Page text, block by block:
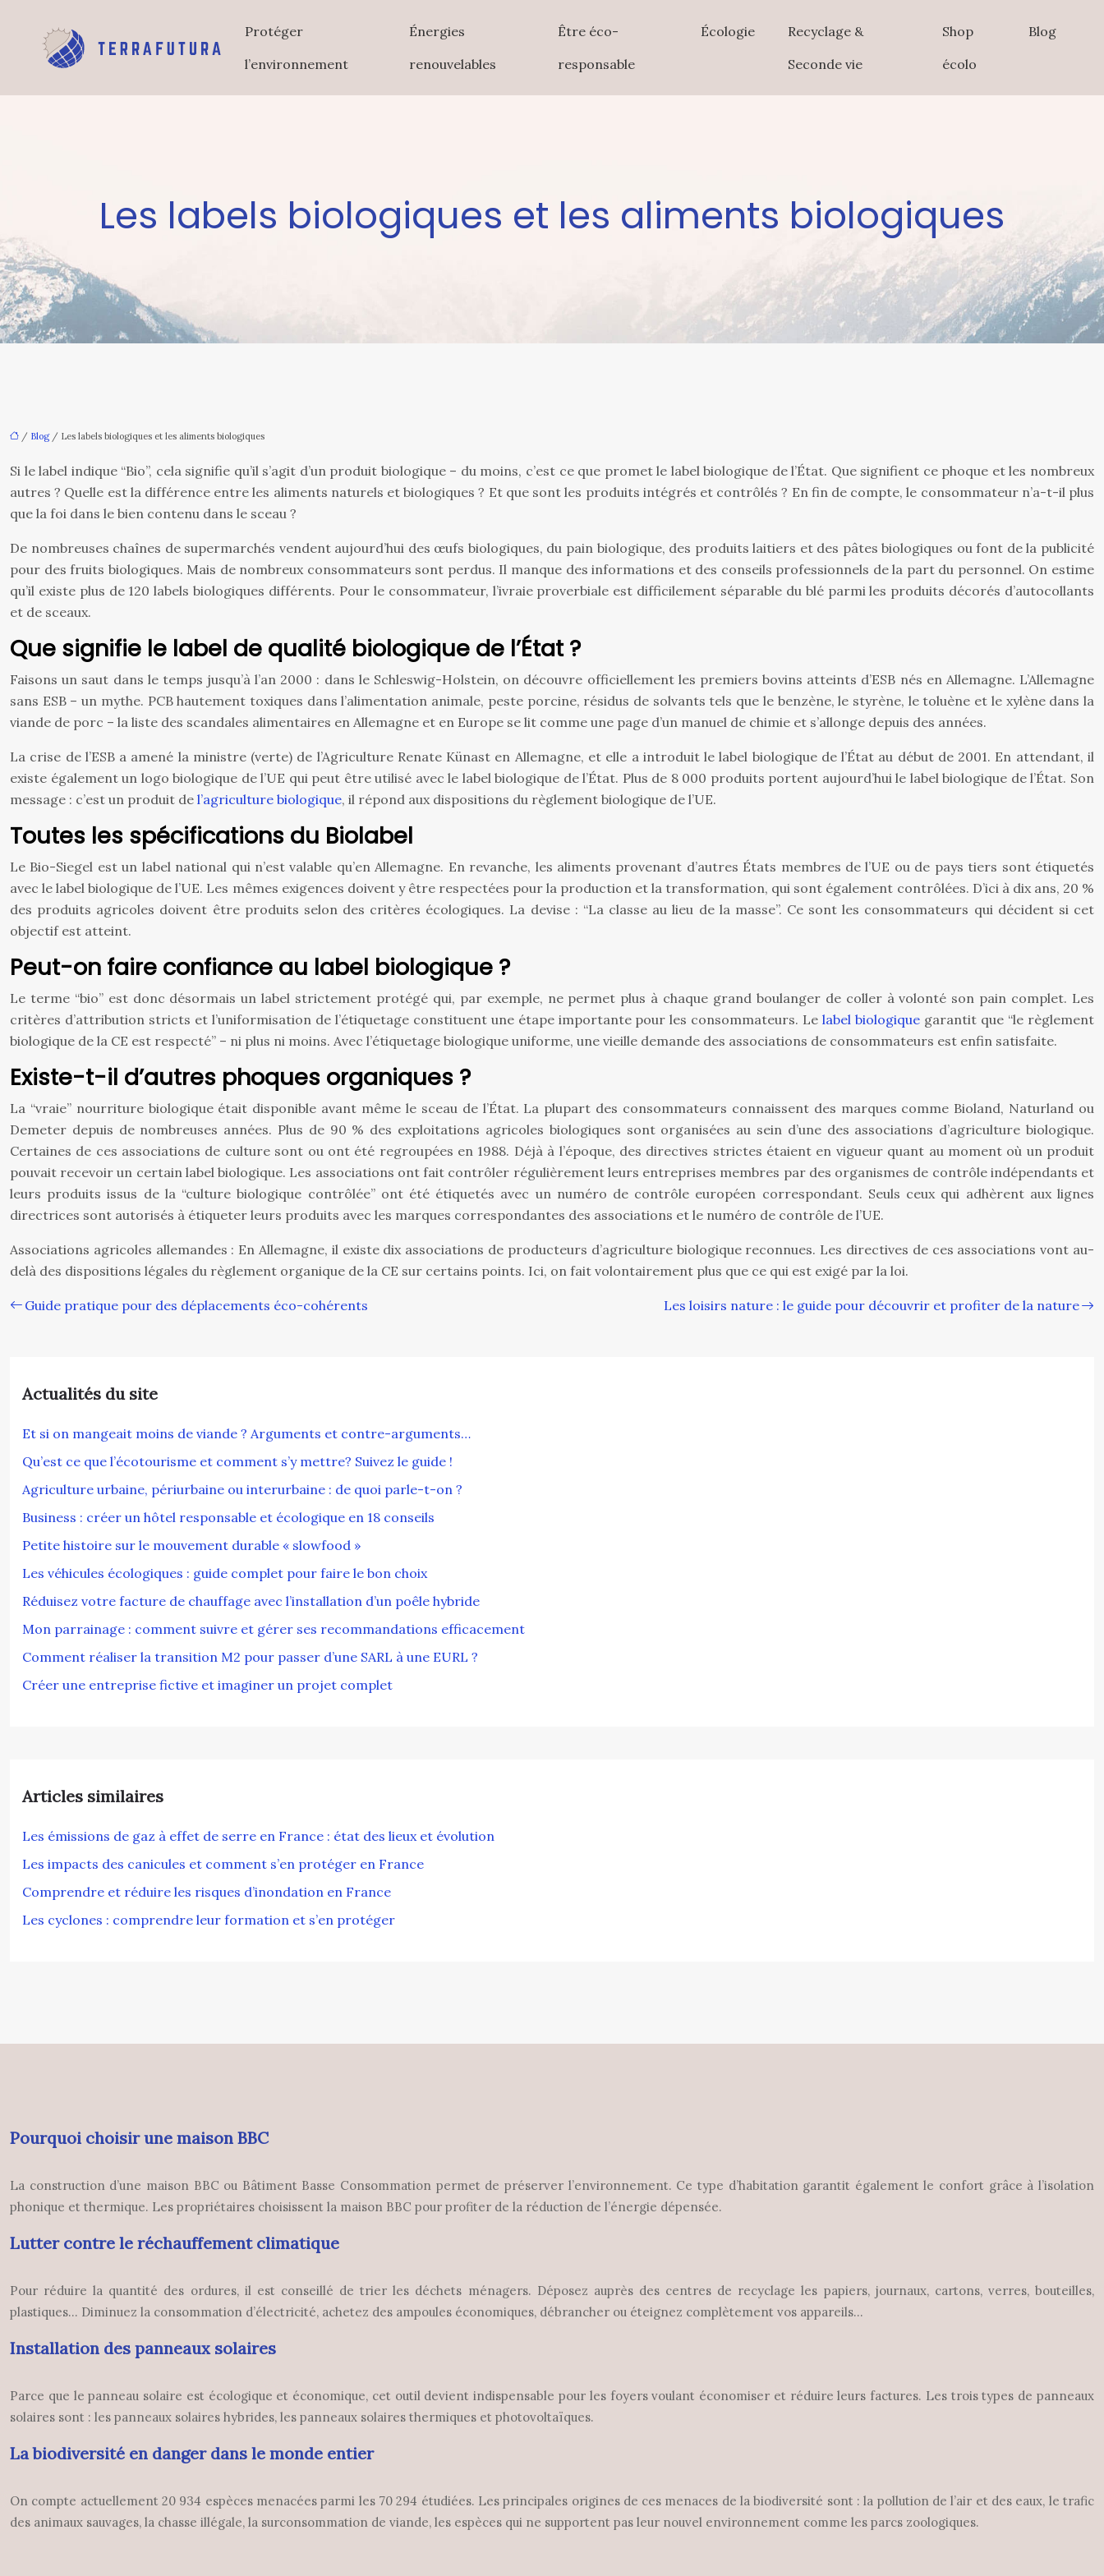
Protéger
l’environnement
Énergies
renouvelables
Être éco-
responsable
Écologie
Recyclage &
Seconde vie
Shop
écolo
Blog
Les labels biologiques et les aliments biologiques
/ Blog/ Les labels biologiques et les aliments biologiques
Si le label indique “Bio”, cela signifie qu’il s’agit d’un produit biologique – du moins, c’est ce que promet le label biologique de l’État. Que signifient ce phoque et les nombreux
autres ? Quelle est la différence entre les aliments naturels et biologiques ? Et que sont les produits intégrés et contrôlés ? En fin de compte, le consommateur n’a-t-il plus
que la foi dans le bien contenu dans le sceau ?
De nombreuses chaînes de supermarchés vendent aujourd’hui des œufs biologiques, du pain biologique, des produits laitiers et des pâtes biologiques ou font de la publicité
pour des fruits biologiques. Mais de nombreux consommateurs sont perdus. Il manque des informations et des conseils professionnels de la part du personnel. On estime
qu’il existe plus de 120 labels biologiques différents. Pour le consommateur, l’ivraie proverbiale est difficilement séparable du blé parmi les produits décorés d’autocollants
et de sceaux.
Que signifie le label de qualité biologique de l’État ?
Faisons un saut dans le temps jusqu’à l’an 2000 : dans le Schleswig-Holstein, on découvre officiellement les premiers bovins atteints d’ESB nés en Allemagne. L’Allemagne
sans ESB – un mythe. PCB hautement toxiques dans l’alimentation animale, peste porcine, résidus de solvants tels que le benzène, le styrène, le toluène et le xylène dans la
viande de porc – la liste des scandales alimentaires en Allemagne et en Europe se lit comme une page d’un manuel de chimie et s’allonge depuis des années.
La crise de l’ESB a amené la ministre (verte) de l’Agriculture Renate Künast en Allemagne, et elle a introduit le label biologique de l’État au début de 2001. En attendant, il
existe également un logo biologique de l’UE qui peut être utilisé avec le label biologique de l’État. Plus de 8 000 produits portent aujourd’hui le label biologique de l’État. Son
message : c’est un produit de l’agriculture biologique, il répond aux dispositions du règlement biologique de l’UE.
Toutes les spécifications du Biolabel
Le Bio-Siegel est un label national qui n’est valable qu’en Allemagne. En revanche, les aliments provenant d’autres États membres de l’UE ou de pays tiers sont étiquetés
avec le label biologique de l’UE. Les mêmes exigences doivent y être respectées pour la production et la transformation, qui sont également contrôlées. D’ici à dix ans, 20 %
des produits agricoles doivent être produits selon des critères écologiques. La devise : “La classe au lieu de la masse”. Ce sont les consommateurs qui décident si cet
objectif est atteint.
Peut-on faire confiance au label biologique ?
Le terme “bio” est donc désormais un label strictement protégé qui, par exemple, ne permet plus à chaque grand boulanger de coller à volonté son pain complet. Les
critères d’attribution stricts et l’uniformisation de l’étiquetage constituent une étape importante pour les consommateurs. Lelabel biologique garantit que “le règlement
biologique de la CE est respecté” – ni plus ni moins. Avec l’étiquetage biologique uniforme, une vieille demande des associations de consommateurs est enfin satisfaite.
Existe-t-il d’autres phoques organiques ?
La “vraie” nourriture biologique était disponible avant même le sceau de l’État. La plupart des consommateurs connaissent des marques comme Bioland, Naturland ou
Demeter depuis de nombreuses années. Plus de 90 % des exploitations agricoles biologiques sont organisées au sein d’une des associations d’agriculture biologique.
Certaines de ces associations de culture sont ou ont été regroupées en 1988. Déjà à l’époque, des directives strictes étaient en vigueur quant au moment où un produit
pouvait recevoir un certain label biologique. Les associations ont fait contrôler régulièrement leurs entreprises membres par des organismes de contrôle indépendants et
leurs produits issus de la “culture biologique contrôlée” ont été étiquetés avec un numéro de contrôle européen correspondant. Seuls ceux qui adhèrent aux lignes
directrices sont autorisés à étiqueter leurs produits avec les marques correspondantes des associations et le numéro de contrôle de l’UE.
Associations agricoles allemandes : En Allemagne, il existe dix associations de producteurs d’agriculture biologique reconnues. Les directives de ces associations vont au-
delà des dispositions légales du règlement organique de la CE sur certains points. Ici, on fait volontairement plus que ce qui est exigé par la loi.
Guide pratique pour des déplacements éco-cohérents Les loisirs nature : le guide pour découvrir et profiter de la nature
Actualités du site
Et si on mangeait moins de viande ? Arguments et contre-arguments…
Qu’est ce que l’écotourisme et comment s’y mettre? Suivez le guide !
Agriculture urbaine, périurbaine ou interurbaine : de quoi parle-t-on ?
Business : créer un hôtel responsable et écologique en 18 conseils
Petite histoire sur le mouvement durable « slowfood »
Les véhicules écologiques : guide complet pour faire le bon choix
Réduisez votre facture de chauffage avec l’installation d’un poêle hybride
Mon parrainage : comment suivre et gérer ses recommandations efficacement
Comment réaliser la transition M2 pour passer d’une SARL à une EURL ?
Créer une entreprise fictive et imaginer un projet complet
Articles similaires
Les émissions de gaz à effet de serre en France : état des lieux et évolution
Les impacts des canicules et comment s’en protéger en France
Comprendre et réduire les risques d’inondation en France
Les cyclones : comprendre leur formation et s’en protéger
Pourquoi choisir une maison BBC
La construction d’une maison BBC ou Bâtiment Basse Consommation permet de préserver l’environnement. Ce type d’habitation garantit également le confort grâce à l’isolation
phonique et thermique. Les propriétaires choisissent la maison BBC pour profiter de la réduction de l’énergie dépensée.
Lutter contre le réchauffement climatique
Pour réduire la quantité des ordures, il est conseillé de trier les déchets ménagers. Déposez auprès des centres de recyclage les papiers, journaux, cartons, verres, bouteilles,
plastiques… Diminuez la consommation d’électricité, achetez des ampoules économiques, débrancher ou éteignez complètement vos appareils…
Installation des panneaux solaires
Parce que le panneau solaire est écologique et économique, cet outil devient indispensable pour les foyers voulant économiser et réduire leurs factures. Les trois types de panneaux
solaires sont : les panneaux solaires hybrides, les panneaux solaires thermiques et photovoltaïques.
La biodiversité en danger dans le monde entier
On compte actuellement 20 934 espèces menacées parmi les 70 294 étudiées. Les principales origines de ces menaces de la biodiversité sont : la pollution de l’air et des eaux, le trafic
des animaux sauvages, la chasse illégale, la surconsommation de viande, les espèces qui ne supportent pas leur nouvel environnement comme les parcs zoologiques.